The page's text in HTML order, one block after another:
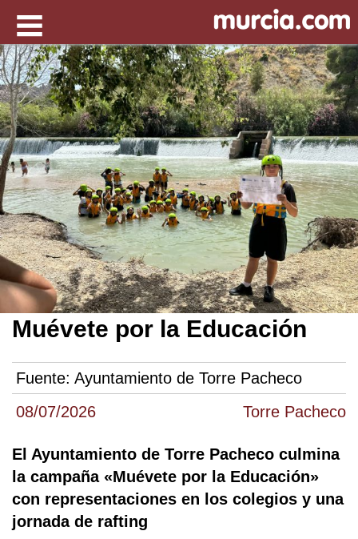
08/07/2026 Torre Pacheco
Muévete por la Educación
Fuente: Ayuntamiento de Torre Pacheco
El Ayuntamiento de Torre Pacheco culmina
la campaña «Muévete por la Educación»
con representaciones en los colegios y una
jornada de rafting